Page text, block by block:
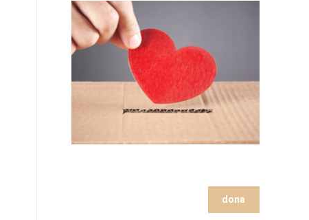
dona